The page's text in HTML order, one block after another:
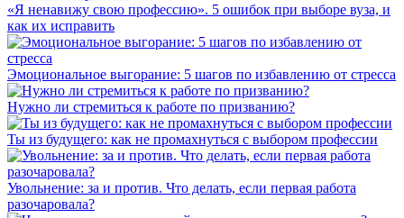
«Я ненавижу свою профессию». 5 ошибок при выборе вуза, и
как их исправить
Эмоциональное выгорание: 5 шагов по избавлению от стресса
Нужно ли стремиться к работе по призванию?
Ты из будущего: как не промахнуться с выбором профессии
Увольнение: за и против. Что делать, если первая работа
разочаровала?